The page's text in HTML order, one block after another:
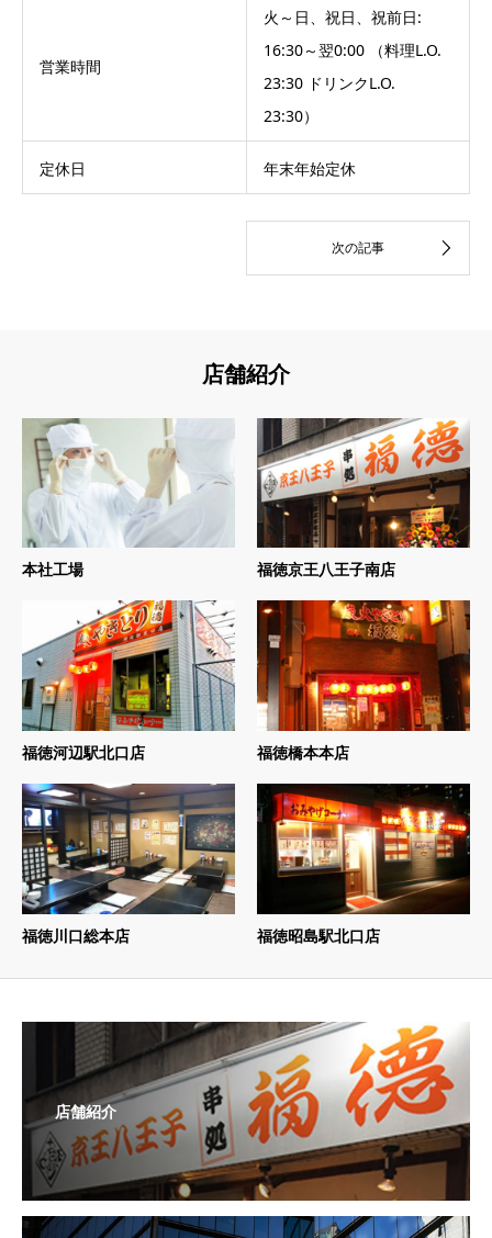
営業時間
火～日、祝日、祝前日:
16:30～翌0:00 （料理L.O.
23:30 ドリンクL.O.
23:30）
定休日 年末年始定休
店舗紹介
本社工場 福徳京王八王子南店
福徳河辺駅北口店 福徳橋本本店
福徳川口総本店 福徳昭島駅北口店
店舗紹介